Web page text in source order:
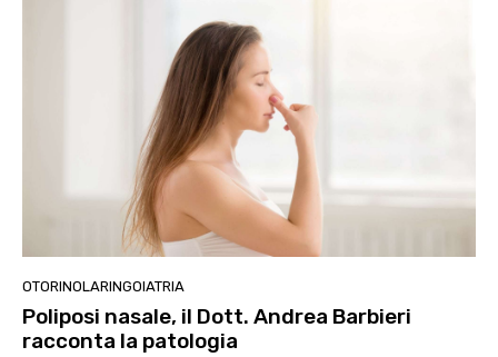
OTORINOLARINGOIATRIA
Poliposi nasale, il Dott. Andrea Barbieri
racconta la patologia